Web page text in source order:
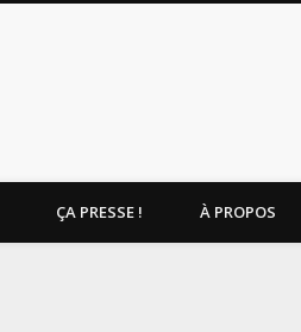
ÇA PRESSE ! À PROPOS